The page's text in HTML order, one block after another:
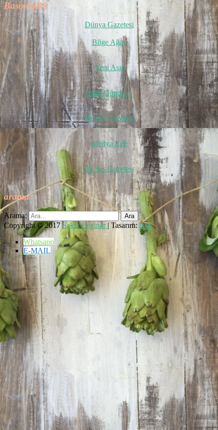
BasındaBiz
Dünya Gazetesi
Bilge Ağaç
Yeni Asır
İzmir Gündemi
İlk Ses Gazetesi
Medya Ege
İlk Ses Gazetesi
arama
Arama:
Copyright © 2017 Sakız Enginar | Tasarım:AO
Whatsapp
E-MAIL